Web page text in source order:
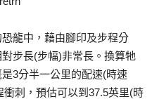
龍中，藉由腳印及步程分
步長(步幅)非常長。換算牠
3分半一公里的配速(時速
刺，預估可以到37.5英里(時